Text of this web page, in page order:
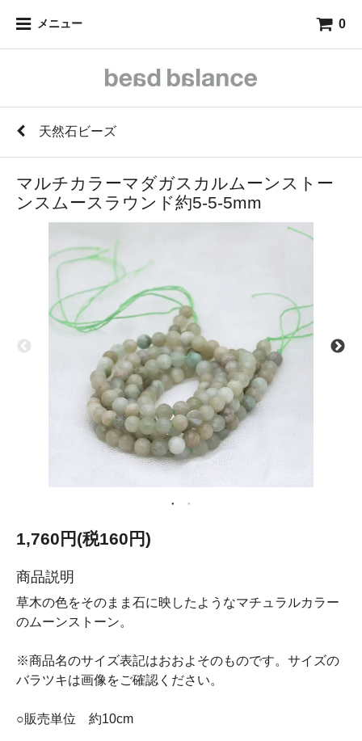
メニュー 0
天然石ビーズ
マルチカラーマダガスカルムーンストー
ンスムースラウンド約5-5-5mm
1,760円(税160円)
商品説明
草木の色をそのまま石に映したようなマチュラルカラー
のムーンストーン。
※商品名のサイズ表記はおおよそのものです。サイズの
バラツキは画像をご確認ください。
○販売単位 約10cm